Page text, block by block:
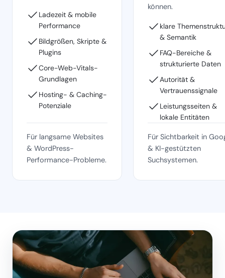
Ladezeit & mobile
Performance
Bildgrößen, Skripte &
Plugins
Core-Web-Vitals-
Grundlagen
Hosting- & Caching-
Potenziale
Für langsame Websites
& WordPress-
Performance-Probleme.
können.
klare
& Semantik
FAQ-Bereiche &
strukturierte Daten
Autorität &
Vertrauenssignale
Leistungsseiten &
lokale Entitäten
Für Sichtbarkeit in
& KI-gestützten
Suchsystemen.